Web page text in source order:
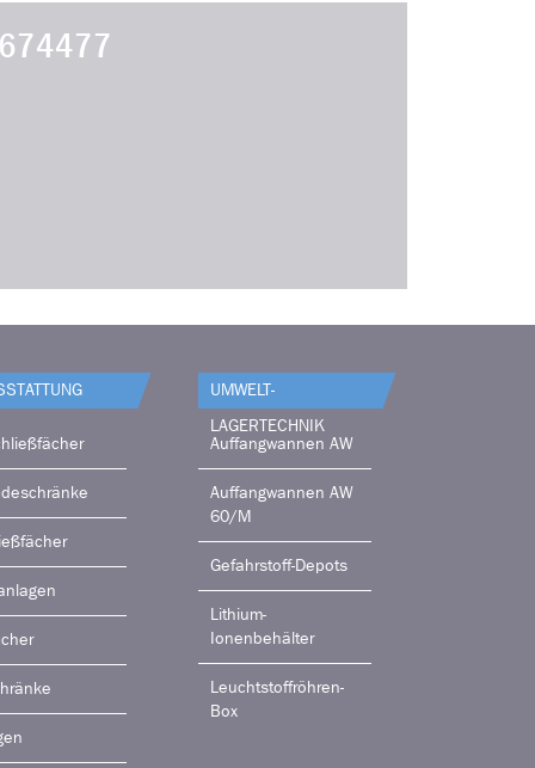
UMWELT-
LAGERTECHNIK
Auffangwannen AW
Auffangwannen AW
60/M
Gefahrstoff-Depots
Lithium-
Ionenbehälter
Leuchtstoffröhren-
Box